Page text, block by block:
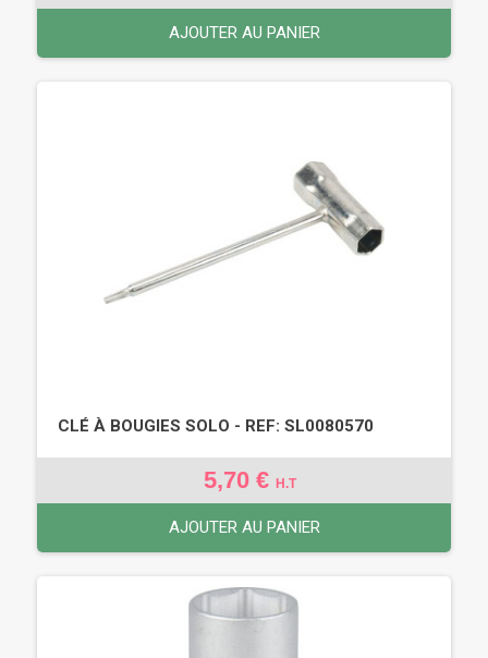
AJOUTER AU PANIER
CLÉ À BOUGIES SOLO - REF: SL0080570
5,70 € H.T
AJOUTER AU PANIER